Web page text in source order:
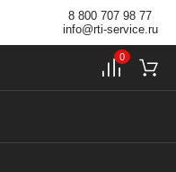
8 800 707 98 77
info@rti-service.ru
0